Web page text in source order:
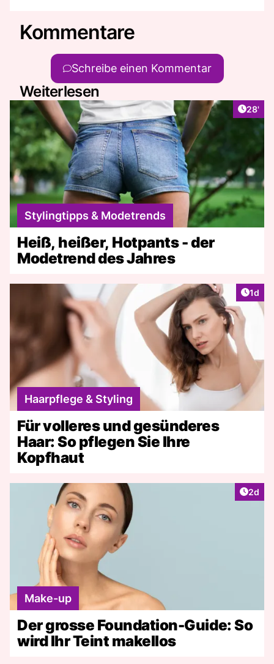
Kommentare
Schreibe einen Kommentar
Weiterlesen
28'
Stylingtipps & Modetrends
Heiß, heißer, Hotpants - der
Modetrend des Jahres
1d
Haarpflege & Styling
Für volleres und gesünderes
Haar: So pflegen Sie Ihre
Kopfhaut
2d
Make-up
Der grosse Foundation-Guide: So
wird Ihr Teint makellos